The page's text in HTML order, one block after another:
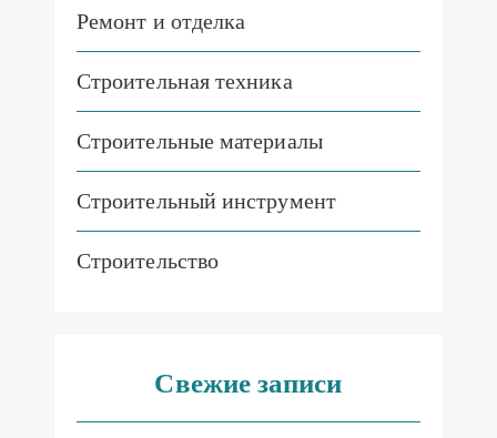
Ремонт и отделка
Строительная техника
Строительные материалы
Строительный инструмент
Строительство
Свежие записи